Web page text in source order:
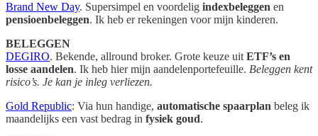
Brand New Day. Supersimpel en voordelig indexbeleggen en
pensioenbeleggen. Ik heb er rekeningen voor mijn kinderen.
BELEGGEN
DEGIRO. Bekende, allround broker. Grote keuze uit ETF’s en
losse aandelen. Ik heb hier mijn aandelenportefeuille. Beleggen kent
risico’s. Je kan je inleg verliezen.
Gold Republic: Via hun handige, automatische spaarplan beleg ik
maandelijks een vast bedrag in fysiek goud.